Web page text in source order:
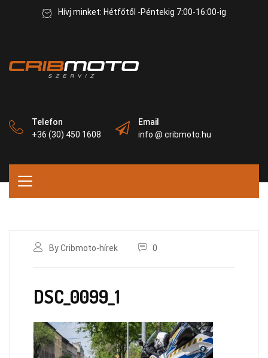
Hívj minket: Hétfőtől -Péntekig 7:00-16:00-ig
Telefon
+36 (30) 450 1608
Email
info @ cribmoto.hu
By Cribmoto-hírek 0
DSC_0099_1